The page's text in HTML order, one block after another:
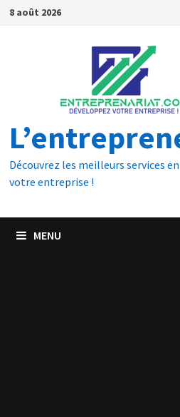
8 août 2026
Découvrez les meilleurs services
votre entreprise !
MENU